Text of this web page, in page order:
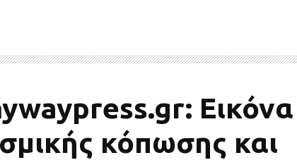
Εικόνα
κόπωσης και